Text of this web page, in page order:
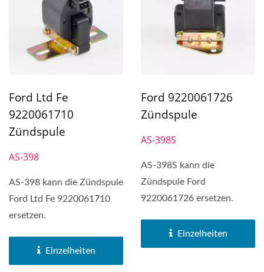
Ford Ltd Fe
9220061710
Zündspule
AS-398
AS-398 kann die Zündspule
Ford Ltd Fe 9220061710
ersetzen.
Einzelheiten
Ford 9220061726
Zündspule
AS-398S
AS-398S kann die
Zündspule Ford
9220061726 ersetzen.
Einzelheiten